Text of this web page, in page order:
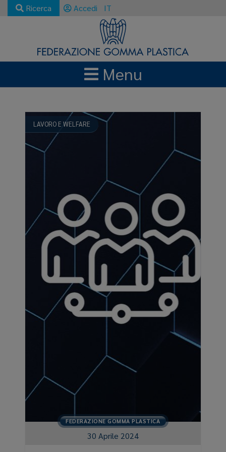
Ricerca Accedi IT
Menu
NEWS E AGGIORNAMENTI RTT INDEX APRILE 2024
LAVORO E WELFARE
FEDERAZIONE GOMMA PLASTICA
30 Aprile 2024